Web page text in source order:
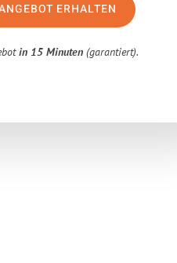
ERHALTEN
in 15 Minuten (garantiert).